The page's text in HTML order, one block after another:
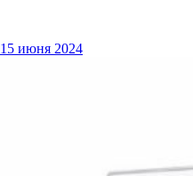
15 июня 2024